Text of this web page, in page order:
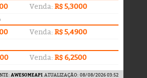
Venda: R$ 5,3000
Venda: R$ 5,4900
Venda: R$ 6,2500
AWESOMEAPI. ATUALIZAÇÃO: 08/08/2026 03:52